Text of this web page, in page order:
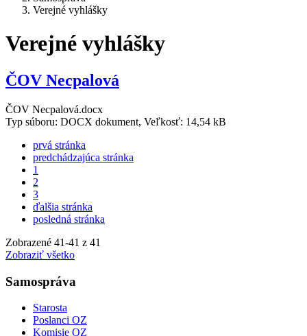
Verejné vyhlášky
Verejné vyhlášky
ČOV Necpalová
ČOV Necpalová.docx
Typ súboru: DOCX dokument, Veľkosť: 14,54 kB
prvá stránka
predchádzajúca stránka
1
2
3
ďalšia stránka
posledná stránka
Zobrazené 41-41 z 41
Zobraziť všetko
Samospráva
Starosta
Poslanci OZ
Komisie OZ